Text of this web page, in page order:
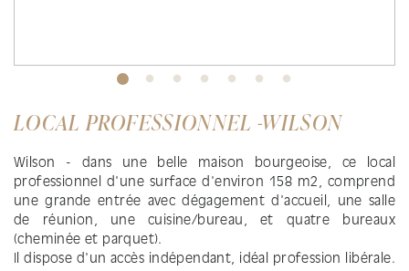
LOCAL PROFESSIONNEL -WILSON
Wilson - dans une belle maison bourgeoise, ce local
professionnel d'une surface d'environ 158 m2, comprend
une grande entrée avec dégagement d'accueil, une salle
de réunion, une cuisine/bureau, et quatre bureaux
(cheminée et parquet).
Il dispose d'un accès indépendant, idéal profession libérale.